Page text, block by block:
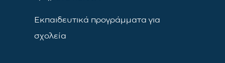
Εκπαιδευτικά προγράμματα για
σχολεία